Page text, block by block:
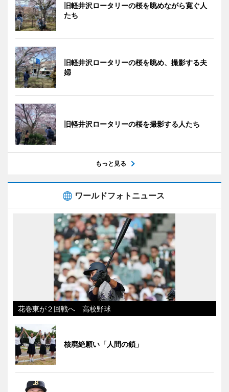
旧軽井沢ロータリーの桜を眺めながら寛ぐ人
たち
旧軽井沢ロータリーの桜を眺め、撮影する夫
婦
旧軽井沢ロータリーの桜を撮影する人たち
もっと見る
ワールドフォトニュース
花巻東が２回戦へ 高校野球
核廃絶願い「人間の鎖」